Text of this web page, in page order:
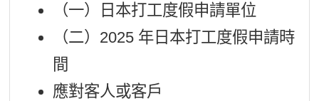
（一）日本打工度假申請單位
（二）2025 年日本打工度假申請時
間
應對客人或客戶